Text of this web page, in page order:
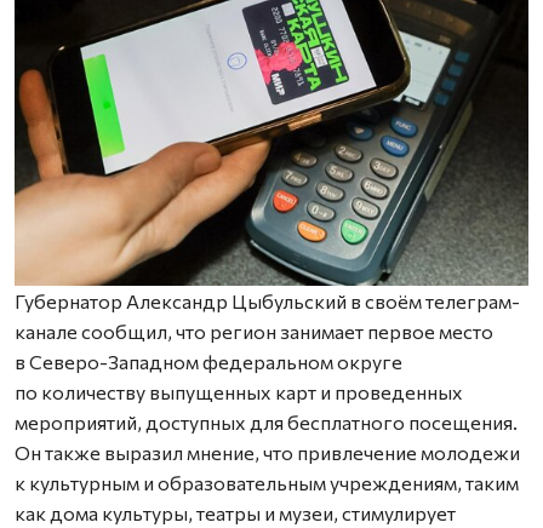
Губернатор Александр Цыбульский в своём телеграм-
канале сообщил, что регион занимает первое место
в Северо-Западном федеральном округе
по количеству выпущенных карт и проведенных
мероприятий, доступных для бесплатного посещения.
Он также выразил мнение, что привлечение молодежи
к культурным и образовательным учреждениям, таким
как дома культуры, театры и музеи, стимулирует